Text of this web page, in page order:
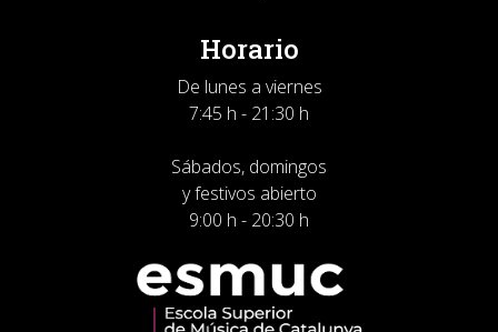
Horario
De lunes a viernes
7:45 h - 21:30 h
Sábados, domingos
y festivos abierto
9:00 h - 20:30 h